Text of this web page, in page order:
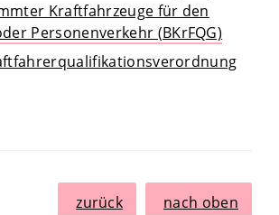
Kraftfahrzeuge für den
Personenverkehr (BKrFQG)
zurück nach oben